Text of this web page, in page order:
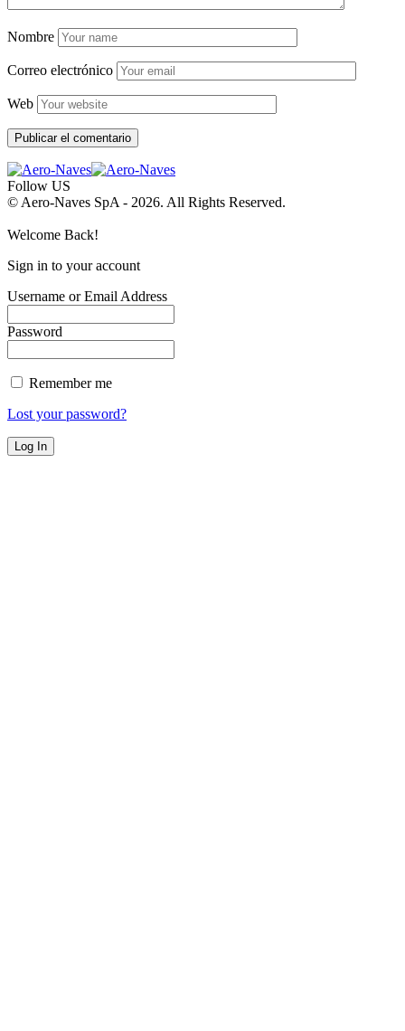
Nombre
Correo electrónico
Web
Follow US
© Aero-Naves SpA - 2026. All Rights Reserved.
Welcome Back!
Sign in to your account
Username or Email Address
Password
Remember me
Lost your password?